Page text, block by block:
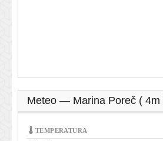
Meteo — Marina Poreč ( 4m
🌡 TEMPERATURA